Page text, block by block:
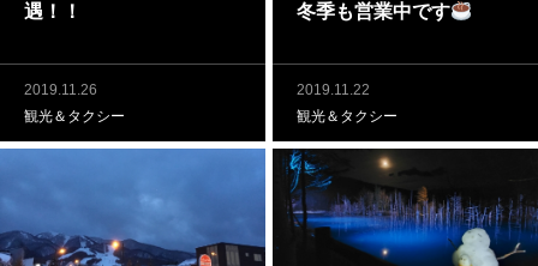
遇！！
2019.11.26
観光＆タクシー
冬季も営業中です
2019.11.22
観光＆タクシー